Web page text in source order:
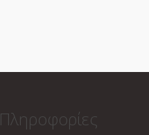
Πληροφορίες